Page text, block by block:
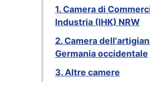
1. Camera di
Industria (IHK) NRW
2. Camera
Germania occidentale
3. Altre camere